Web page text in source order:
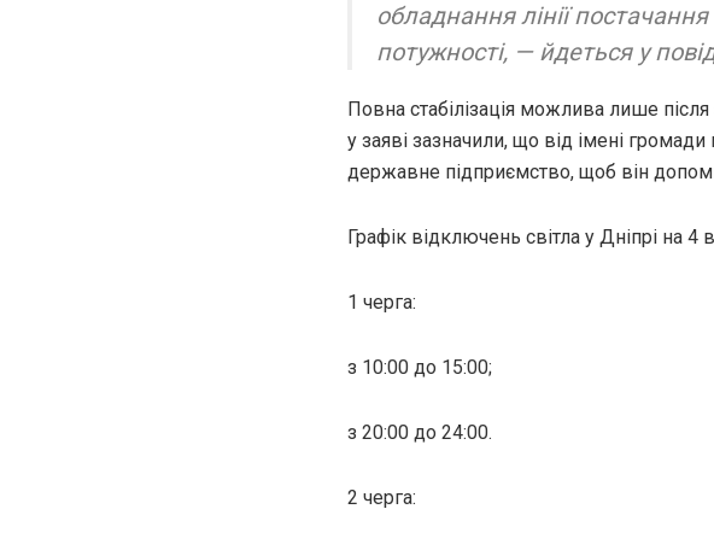
обладнання лінії
потужності, — йдеться у
Повна стабілізація можлива лише
у заяві зазначили, що від імені
державне підприємство, щоб він
Графік відключень світла у Дніпрі на 4
1 черга:
з 10:00 до 15:00;
з 20:00 до 24:00.
2 черга: